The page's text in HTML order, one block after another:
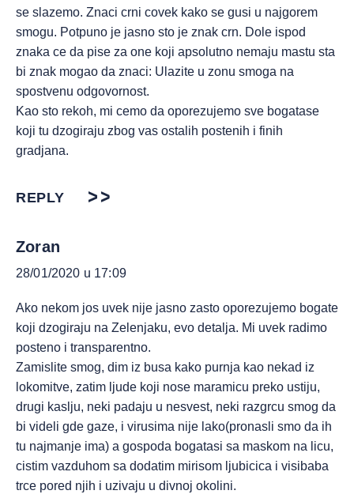
se slazemo. Znaci crni covek kako se gusi u najgorem
smogu. Potpuno je jasno sto je znak crn. Dole ispod
znaka ce da pise za one koji apsolutno nemaju mastu sta
bi znak mogao da znaci: Ulazite u zonu smoga na
spostvenu odgovornost.
Kao sto rekoh, mi cemo da oporezujemo sve bogatase
koji tu dzogiraju zbog vas ostalih postenih i finih
gradjana.
REPLY
Zoran
28/01/2020 u 17:09
Ako nekom jos uvek nije jasno zasto oporezujemo bogate
koji dzogiraju na Zelenjaku, evo detalja. Mi uvek radimo
posteno i transparentno.
Zamislite smog, dim iz busa kako purnja kao nekad iz
lokomitve, zatim ljude koji nose maramicu preko ustiju,
drugi kaslju, neki padaju u nesvest, neki razgrcu smog da
bi videli gde gaze, i virusima nije lako(pronasli smo da ih
tu najmanje ima) a gospoda bogatasi sa maskom na licu,
cistim vazduhom sa dodatim mirisom ljubicica i visibaba
trce pored njih i uzivaju u divnoj okolini.